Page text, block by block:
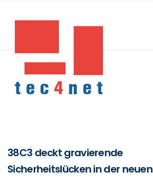
38C3 deckt gravierende
Sicherheitslücken in der neuen